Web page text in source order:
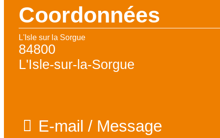
Coordonnées
L'Isle sur la Sorgue
84800
L'Isle-sur-la-Sorgue
E-mail / Message